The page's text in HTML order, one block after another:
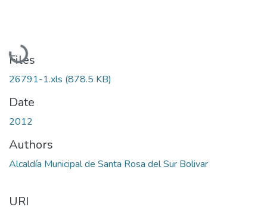
Loading...
Files
26791-1.xls (878.5 KB)
Date
2012
Authors
Alcaldía Municipal de Santa Rosa del Sur Bolivar
URI